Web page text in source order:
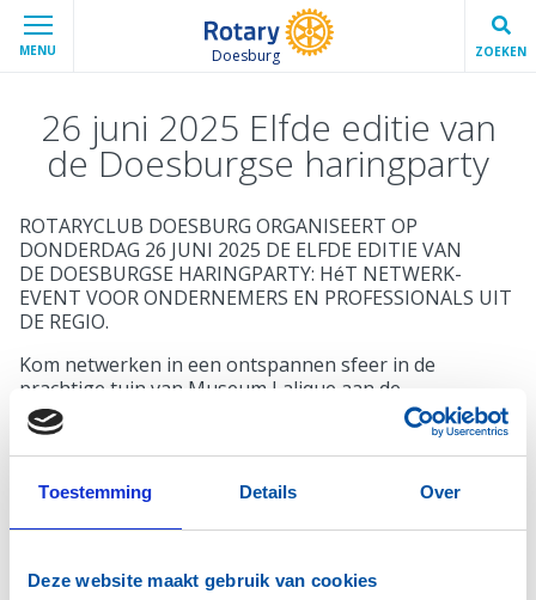
Toestemming Details Over
Deze website maakt gebruik van cookies
MENU Doesburg ZOEKEN
26 juni 2025 Elfde editie van
de Doesburgse haringparty
ROTARYCLUB DOESBURG ORGANISEERT OP
DONDERDAG 26 JUNI 2025 DE ELFDE EDITIE VAN
DE DOESBURGSE HARINGPARTY: HéT NETWERK-
EVENT VOOR ONDERNEMERS EN PROFESSIONALS UIT
DE REGIO.
Kom netwerken in een ontspannen sfeer in de
prachtige tuin van Museum Lalique aan de
Gasthuisstraat 8 te Doesburg. Met uw deelname krijgt
u toegang tot een avond waar zakelijk verbinden
centraal staat, met volop gelegenheid om nieuwe
contacten te leggen en bestaande relaties te
17.00 uur: Ontvangst